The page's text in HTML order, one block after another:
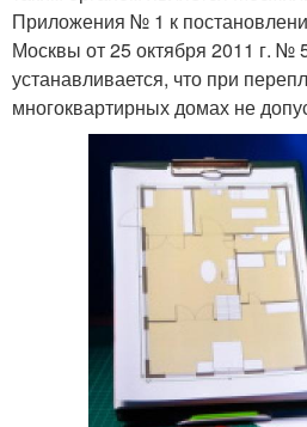
Приложения № 1 к
Москвы от 25 октября 2011 г. №
устанавливается, что при
многоквартирных домах не